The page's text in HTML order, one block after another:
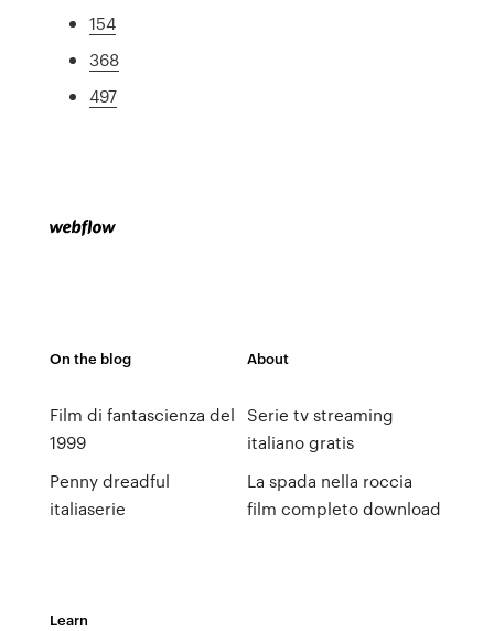
154
368
497
On the blog
Film di fantascienza del
1999
Penny dreadful
italiaserie
About
Serie tv streaming
italiano gratis
La spada nella roccia
film completo download
Learn